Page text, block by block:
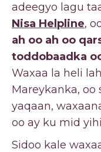
adeegyo lagu
Nisa Helpline,
ah oo ah oo
toddobaadka
Waxaa la heli
Mareykanka, oo
yaqaan,
oo ay ku mid
Sidoo kale